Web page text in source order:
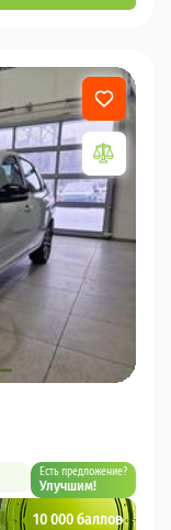
Есть предложение?
Улучшим!
10 000 баллов